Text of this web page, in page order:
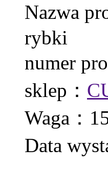
Nazwa
rybki
numer
sklep：
Waga：
Data